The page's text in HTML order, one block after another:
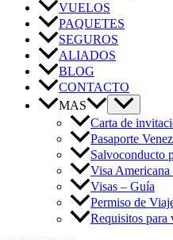
VUELOS
PAQUETES
SEGUROS
ALIADOS
BLOG
CONTACTO
MAS
Carta de
Pasaporte
Salvoconducto
Visa
Visas – Guía
Permiso de
Requisitos para